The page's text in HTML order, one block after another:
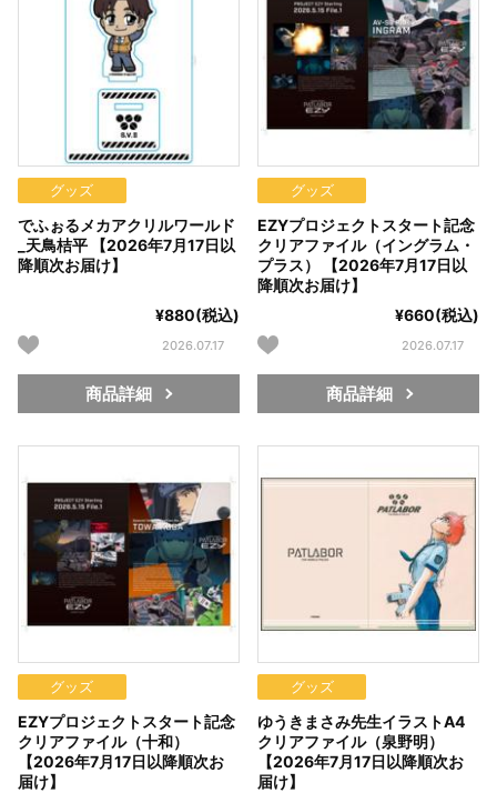
グッズ
でふぉるメカアクリルワールド
_天鳥桔平 【2026年7月17日以
降順次お届け】
¥880(税込)
2026.07.17
商品詳細
グッズ
EZYプロジェクトスタート記念
クリアファイル（イングラム・
プラス） 【2026年7月17日以
降順次お届け】
¥660(税込)
2026.07.17
商品詳細
グッズ
EZYプロジェクトスタート記念
クリアファイル（十和）
【2026年7月17日以降順次お
届け】
グッズ
ゆうきまさみ先生イラストA4
クリアファイル（泉野明）
【2026年7月17日以降順次お
届け】